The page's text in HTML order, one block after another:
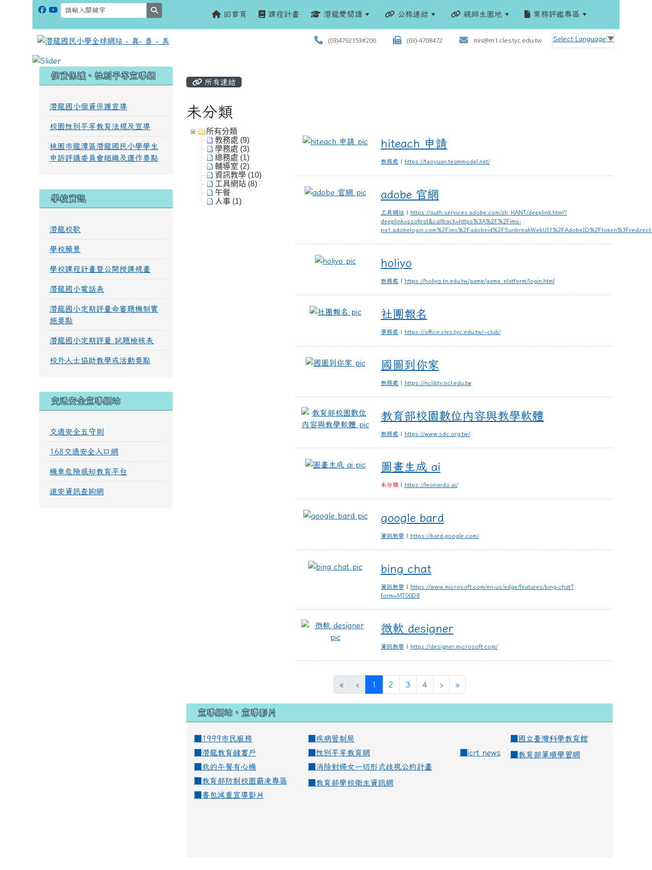
回首頁 課程計畫 潛龍愛閱讀 公務連結 親師生園地 業務評鑑專區
(03)4792153#200 (03)-4708472 mis@m1.cles.tyc.edu.tw Select Language ▼
所有連結
未分類
所有分類
教務處 (9)
學務處 (3)
總務處 (1)
輔導室 (2)
資訊教學 (10)
工具網站 (8)
午餐
人事 (1)
hiteach 申請
hiteach 申請
教務處 | https://taoyuan.teammodel.net/
adobe 官網
adobe 官網
工具網站 | https://auth.services.adobe.com/zh_HANT/deeplink.html?
deeplink=ssofirst&callback=https%3A%2F%2Fims-
holiyo holiyo
教務處 | https://holiyo.tn.edu.tw/game/game_platform/login.html
社團報名社團報名
學務處 | https://office.cles.tyc.edu.tw/~club/
國圖到你家
國圖到你家
教務處 | https://nclibtv.ncl.edu.tw
教育部校園數位內容與教學軟體
教育部校園數位內容與教學軟體
教務處 | https://www.sdc.org.tw/
圖畫生成 ai
圖畫生成 ai
未分類| https://leonardo.ai/
google bard
google bard
資訊教學 | https://bard.google.com/
bing chatbing chat
資訊教學 | https://www.microsoft.com/en-us/edge/features/bing-chat?
form=MT00D8
微軟 designer
微軟 designer
資訊教學 | https://designer.microsoft.com/
« ‹ 1 (current)
2 3 4 › »
宣導網站、宣導影片
■1999市民服務 疾病管制局
國立臺灣科學教育館
潛龍教育儲蓄戶 性別平等教育網 icrt news
教育部筆順學習網
我的午餐有心機
消除對婦女一切形式歧視公約計畫
教育部防制校園霸凌專區
教育部學校衛生資訊網
書包減重宣導影片
個資保護、性別平等宣導網
潛龍國小個資保護宣導
校園性別平等教育法規及宣導
桃園市龍潭區潛龍國民小學學生
申訴評議委員會組織及運作要點
學校資訊
潛龍校歌
學校願景
學校課程計畫暨公開授課規畫
潛龍國小電話表
潛龍國小定期評量命審題機制實
施要點
潛龍國小定期評量 試題檢核表
校外人士協助教學或活動要點
交通安全宣導網站
交通安全五守則
168交通安全入口網
機車危險感知教育平台
道安資訊查詢網